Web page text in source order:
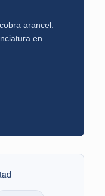
arancel.
en